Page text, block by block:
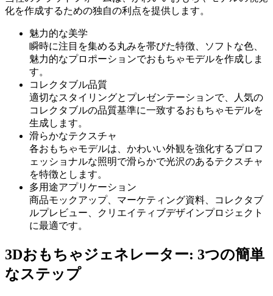
化を作成するための独自の利点を提供します。
魅力的な美学
瞬時に注目を集める丸みを帯びた特徴、ソフトな色、
魅力的なプロポーションでおもちゃモデルを作成しま
す。
コレクタブル品質
適切なスタイリングとプレゼンテーションで、人気の
コレクタブルの品質基準に一致するおもちゃモデルを
生成します。
滑らかなテクスチャ
各おもちゃモデルは、かわいい外観を強化するプロフ
ェッショナルな照明で滑らかで光沢のあるテクスチャ
を特徴とします。
多用途アプリケーション
商品モックアップ、マーケティング資料、コレクタブ
ルプレビュー、クリエイティブデザインプロジェクト
に最適です。
3Dおもちゃジェネレーター: 3つの簡単
なステップ